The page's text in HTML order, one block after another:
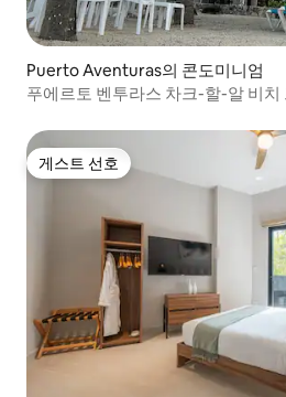
Puerto Aventuras의 콘도미니엄
푸에르토 벤투라스 차크-할-알 비치
게스트 선호
게스트 선호